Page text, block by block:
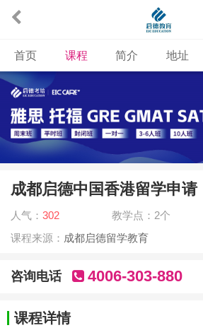
首页 课程 简介 地址
成都启德中国香港留学申请
人气： 302 教学点：2个
课程来源： 成都启德留学教育
咨询电话 4006-303-880
课程详情